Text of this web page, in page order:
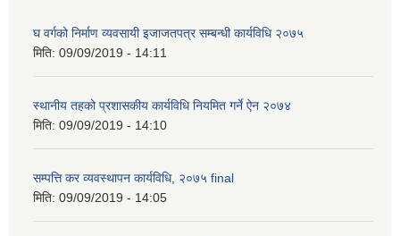
घ वर्गको निर्माण व्यवसायी इजाजतपत्र सम्बन्धी कार्यविधि २०७५
मिति: 09/09/2019 - 14:11
स्थानीय तहको प्रशासकीय कार्यविधि नियमित गर्ने ऐन २०७४
मिति: 09/09/2019 - 14:10
सम्पत्ति कर व्यवस्थापन कार्यविधि, २०७५ final
मिति: 09/09/2019 - 14:05